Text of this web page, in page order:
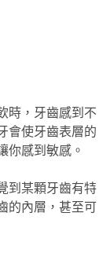
時，牙齒感到不
會使牙齒表層的
你感到敏感。
到某顆牙齒有特
的內層，甚至可